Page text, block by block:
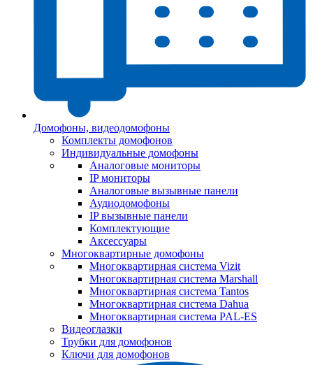
Домофоны, видеодомофоны
Комплекты домофонов
Индивидуальные домофоны
Аналоговые мониторы
IP мониторы
Аналоговые вызывные панели
Аудиодомофоны
IP вызывные панели
Комплектующие
Аксессуары
Многоквартирные домофоны
Многоквартирная система Vizit
Многоквартирная система Marshall
Многоквартирная система Tantos
Многоквартирная система Dahua
Многоквартирная система PAL-ES
Видеоглазки
Трубки для домофонов
Ключи для домофонов